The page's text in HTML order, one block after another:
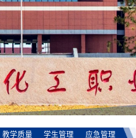
教学质量 学生管理
应急管理